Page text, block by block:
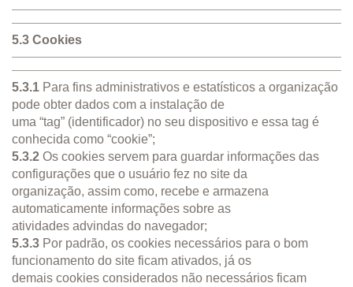
5.3 Cookies
5.3.1 Para fins administrativos e estatísticos a organização
pode obter dados com a instalação de
uma “tag” (identificador) no seu dispositivo e essa tag é
conhecida como “cookie”;
5.3.2 Os cookies servem para guardar informações das
configurações que o usuário fez no site da
organização, assim como, recebe e armazena
automaticamente informações sobre as
atividades advindas do navegador;
5.3.3 Por padrão, os cookies necessários para o bom
funcionamento do site ficam ativados, já os
demais cookies considerados não necessários ficam